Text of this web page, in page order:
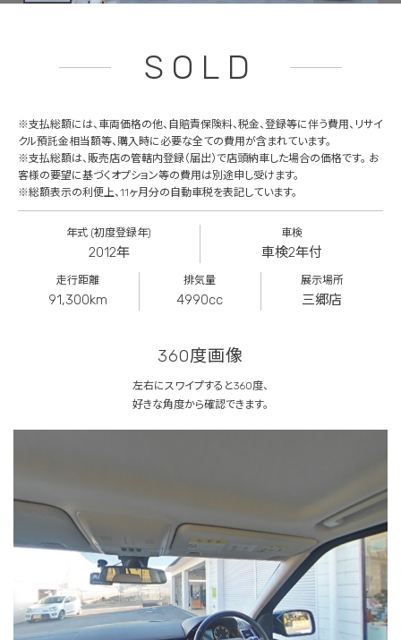
SOLD
※支払総額には、車両価格の他、自賠責保険料、税金、登録等に伴う費用、リサイ
クル預託金相当額等、購入時に必要な全ての費用が含まれています。
※支払総額は、販売店の管轄内登録（届出）で店頭納車した場合の価格です。 お
客様の要望に基づくオプション等の費用は別途申し受けます。
※総額表示の利便上、11ヶ月分の自動車税を表記しています。
年式 (初度登録年)
2012年
車検
車検2年付
走行距離
91,300km
排気量
4990cc
展示場所
三郷店
360度画像
左右にスワイプすると360度、
好きな角度から確認できます。